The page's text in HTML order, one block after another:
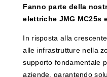
Fanno parte della
elettriche JMG MC25s
In risposta alla
alle infrastrutture nella
supporto fondamentale
aziende, garantendo